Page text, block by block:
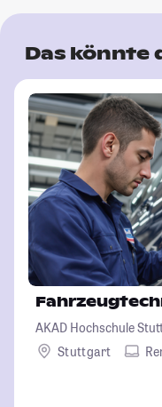
Das könnte
AKAD Hochschule
Stuttgart